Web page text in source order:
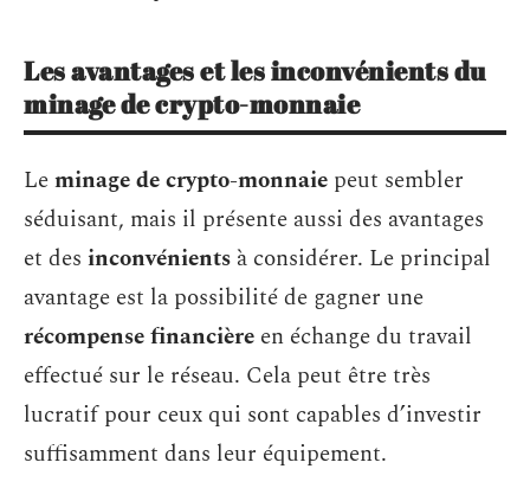
Les avantages et les inconvénients du
minage de crypto-monnaie
Leminage de crypto-monnaie peut sembler
séduisant, mais il présente aussi des avantages
et des inconvénients à considérer. Le principal
avantage est la possibilité de gagner une
récompense financière en échange du travail
effectué sur le réseau. Cela peut être très
lucratif pour ceux qui sont capables d’investir
suffisamment dans leur équipement.